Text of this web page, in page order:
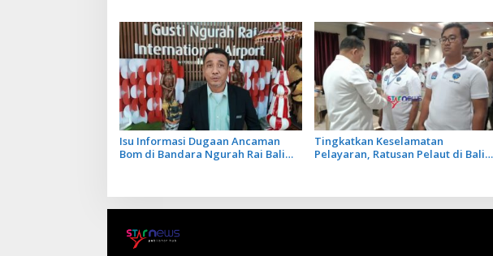
Isu Informasi Dugaan Ancaman
Bom di Bandara Ngurah Rai Bali
Tingkatkan Keselamatan
Pelayaran, Ratusan Pelaut di Bali